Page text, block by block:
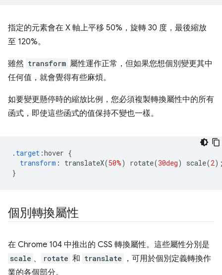
指定的元素會在 X 軸上平移 50%，旋轉 30 度，最後縮放
至 120%。
雖然 transform 屬性運作正常，但如果您想個別變更其中
任何值，就會覺得有些麻煩。
如要變更懸停時的縮放比例，您必須複製轉換屬性中的所有
函式，即使這些函式的值保持不變也一樣。
. target :hover {
transform : translateX(50%) rotate(30deg) scale(2
}
個別轉換屬性
在 Chrome 104 中推出的 CSS 轉換屬性。這些屬性分別是
scale 、 rotate 和 translate
，可用於個別定義轉換作
業的各個部分。